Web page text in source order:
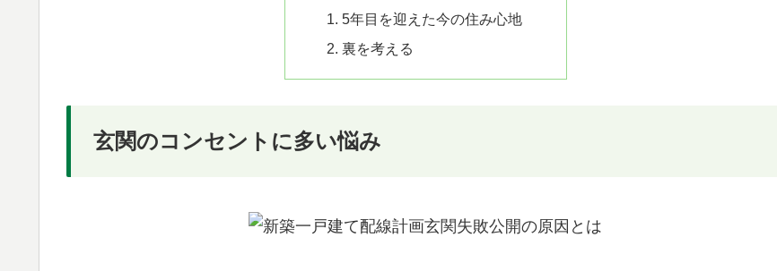
5年目を迎えた今の住み心地
裏を考える
玄関のコンセントに多い悩み